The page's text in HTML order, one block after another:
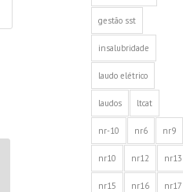
gestão sst
insalubridade
laudo elétrico
laudos ltcat
nr-10 nr6 nr9
nr10 nr12 nr13
nr15 nr16 nr17